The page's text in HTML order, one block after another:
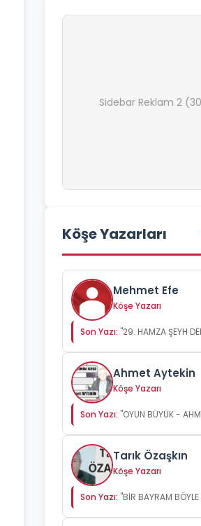
Sidebar Reklam 2
Köşe Yazarları
Mehmet Efe
Köşe Yazarı
Son Yazı: "29. HAMZA ŞEYH
Ahmet Aytekin
Köşe Yazarı
Son Yazı: "OYUN BÜYÜK -
Tarık Özaşkın
Köşe Yazarı
Son Yazı: "BİR BAYRAM